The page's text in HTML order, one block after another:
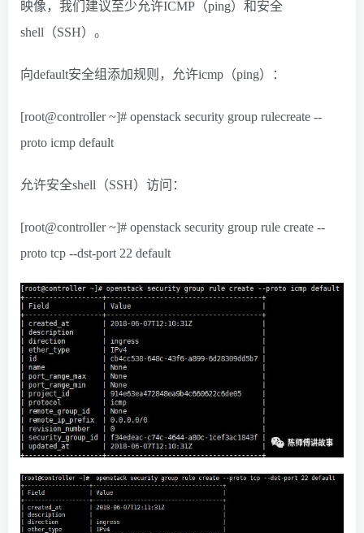
映像，我们建议至少允许ICMP（ping）和安全
shell（SSH）。
向default安全组添加规则，允许icmp（ping）：
[root@controller ~]# openstack security group rulecreate --
proto icmp default
允许安全shell（SSH）访问：
[root@controller ~]# openstack security group rule create --
proto tcp --dst-port 22 default